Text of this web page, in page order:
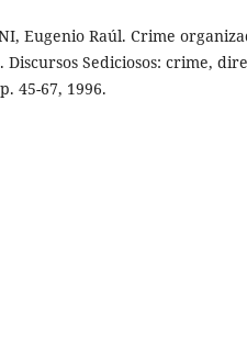
Eugenio Raúl. Crime
Sediciosos: crime,
45-67, 1996.